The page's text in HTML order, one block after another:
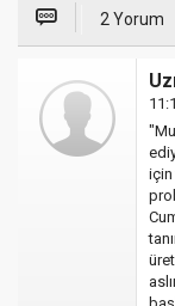
2 Yorum
için